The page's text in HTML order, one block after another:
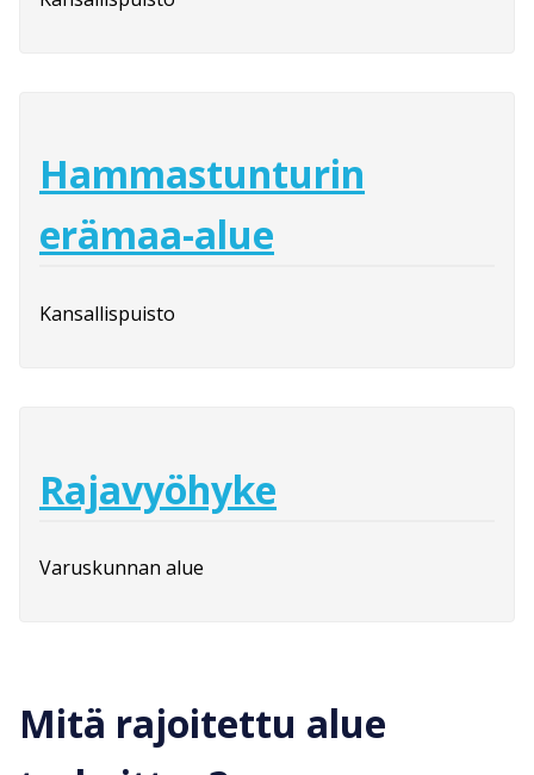
Hammastunturin
erämaa-alue
Kansallispuisto
Rajavyöhyke
Varuskunnan alue
Mitä rajoitettu alue